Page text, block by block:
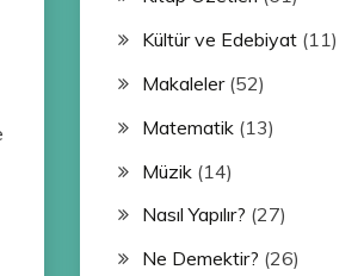
Kültür ve Edebiyat(11)
Makaleler(52)
Matematik(13)
Müzik(14)
Nasıl Yapılır? (27)
Ne Demektir? (26)